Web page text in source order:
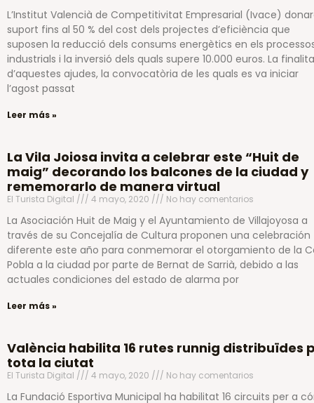
L’Institut Valencià de Competitivitat Empresarial (Ivace)
suport fins al 50 % del cost dels projectes d’eficiència que
suposen la reducció dels consums energètics en els
industrials i la inversió dels quals supere 10.000 euros. La
d’aquestes ajudes, la convocatòria de les quals es va iniciar
l’agost passat
Leer más »
La Vila Joiosa invita a celebrar este “Huit de
maig” decorando los balcones de la ciudad y
rememorarlo de manera virtual
El Turista Digital 4 mayo, 2020 No hay comentarios
La Asociación Huit de Maig y el Ayuntamiento de Villajoyosa a
través de su Concejalía de Cultura proponen una celebración
diferente este año para conmemorar el otorgamiento de la
Pobla a la ciudad por parte de Bernat de Sarrià, debido a las
actuales condiciones del estado de alarma por
Leer más »
València habilita 16 rutes runnig distribuïdes
tota la ciutat
El Turista Digital 4 mayo, 2020 No hay comentarios
La Fundació Esportiva Municipal ha habilitat 16 circuits per a